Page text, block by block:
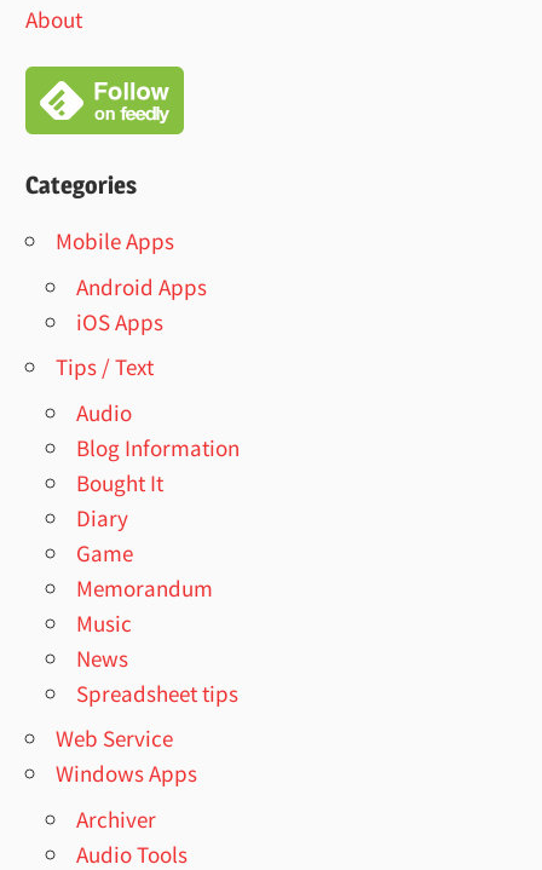
About
Categories
Mobile Apps
Android Apps
iOS Apps
Tips / Text
Audio
Blog Information
Bought It
Diary
Game
Memorandum
Music
News
Spreadsheet tips
Web Service
Windows Apps
Archiver
Audio Tools